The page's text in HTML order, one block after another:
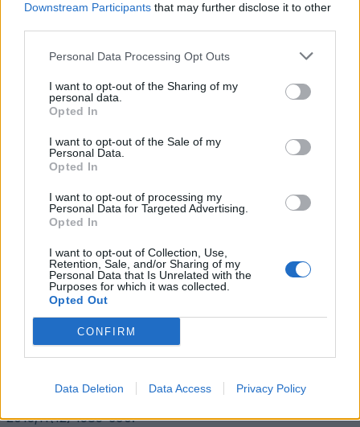
Downstream Participants that may further disclose it to other
Personal Data Processing Opt Outs
I want to opt-out of the Sharing of my
personal data.
Opted In
I want to opt-out of the Sale of my
Personal Data.
Opted In
I want to opt-out of processing my
Personal Data for Targeted Advertising.
Opted In
I want to opt-out of Collection, Use,
Retention, Sale, and/or Sharing of my
Personal Data that Is Unrelated with the
Purposes for which it was collected.
Opted Out
CONFIRM
Data Deletion Data Access Privacy Policy
Gaviscon bewertet. Die umfangreiche Datenbasis
spiegelt sich in mehr als 40 wissenschaftlichen Studien
wider, die die Wirksamkeit und Sicherheit von Gaviscon
* Ohne positive Familienanamnese für Malignome des
oberen Verdauungstrakts und ohne Risikofaktoren für
Komplikationen.
Referenzen
1. Gaviscon Dual ist das meistverkaufte Produkt im
Sortiment. Nielsen-Absatzdaten YTD WE 26/12/2020.
2. Leiman, D. A. et al. Diseases of the Esophagus.
3. Rohof W. O. et al. Clin Gastroenterol Hepatol.
2013;11(12):1585-e90.